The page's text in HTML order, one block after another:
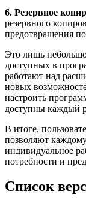
6. Резервное
резервного
предотвращения
Это лишь
доступных в
работают над
новых
настроить
доступны каждый
В итоге,
позволяют
индивидуальное
потребности и
Список